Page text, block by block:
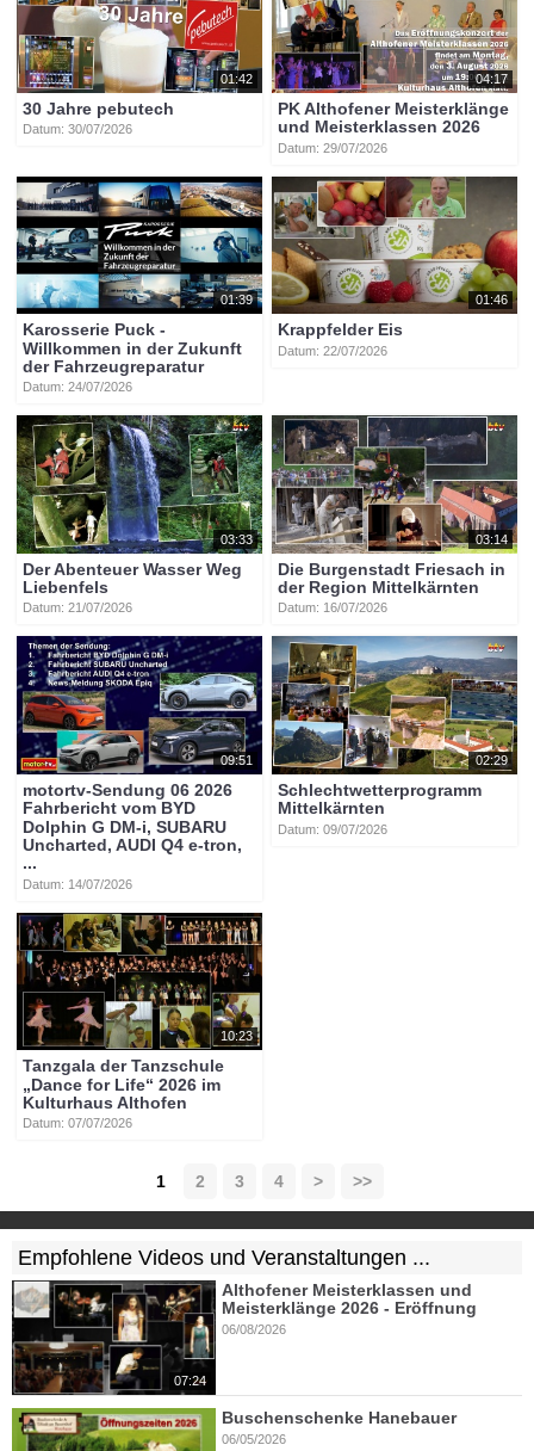
01:42
30 Jahre pebutech
Datum: 30/07/2026
04:17
PK Althofener Meisterklänge
und Meisterklassen 2026
Datum: 29/07/2026
01:39
Karosserie Puck -
Willkommen in der Zukunft
der Fahrzeugreparatur
Datum: 24/07/2026
01:46
Krappfelder Eis
Datum: 22/07/2026
03:33
Der Abenteuer Wasser Weg
Liebenfels
Datum: 21/07/2026
03:14
Die Burgenstadt Friesach in
der Region Mittelkärnten
Datum: 16/07/2026
09:51
motortv-Sendung 06 2026
Fahrbericht vom BYD
Dolphin G DM-i, SUBARU
Uncharted, AUDI Q4 e-tron,
...
Datum: 14/07/2026
02:29
Schlechtwetterprogramm
Mittelkärnten
Datum: 09/07/2026
10:23
Tanzgala der Tanzschule
„Dance for Life“ 2026 im
Kulturhaus Althofen
Datum: 07/07/2026
1 2 3 4 > >>
Empfohlene Videos und Veranstaltungen ...
07:24
Althofener Meisterklassen und
Meisterklänge 2026 - Eröffnung
06/08/2026
Buschenschenke Hanebauer
06/05/2026